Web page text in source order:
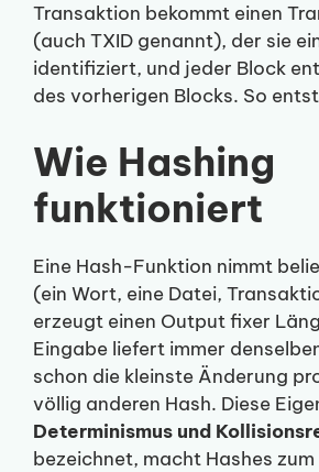
Transaktion bekommt einen
(auch TXID genannt), der sie
identifiziert, und jeder Block
des vorherigen Blocks. So
Wie Hashing
funktioniert
Eine Hash-Funktion nimmt
(ein Wort, eine Datei,
erzeugt einen Output fixer
Eingabe liefert immer
schon die kleinste Änderung
völlig anderen Hash. Diese
Determinismus und
bezeichnet, macht Hashes